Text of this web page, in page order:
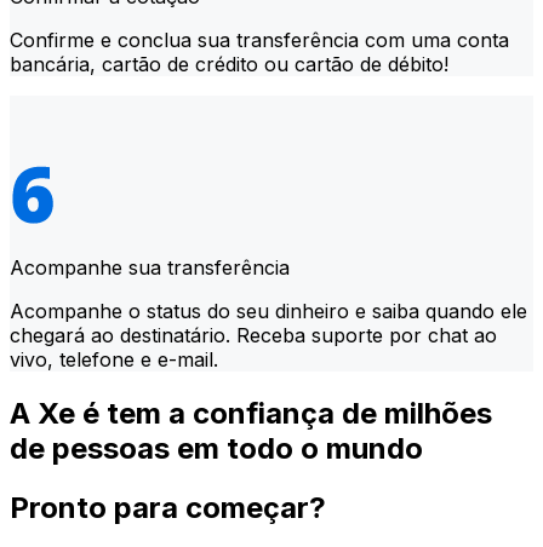
Confirme e conclua sua transferência com uma conta
bancária, cartão de crédito ou cartão de débito!
Acompanhe sua transferência
Acompanhe o status do seu dinheiro e saiba quando ele
chegará ao destinatário. Receba suporte por chat ao
vivo, telefone e e-mail.
A Xe é tem a confiança de milhões
de pessoas em todo o mundo
Pronto para começar?